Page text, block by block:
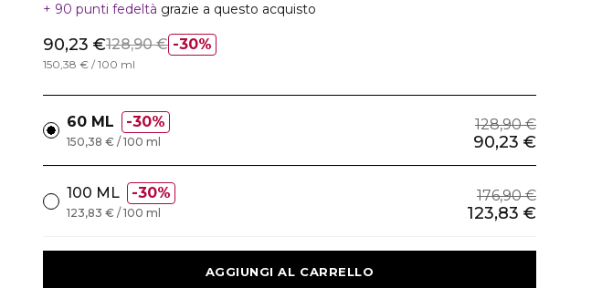
90 punti fedeltà grazie a questo acquisto
30%
90,23 €128,90 €
150,38 € / 100 ml
60 ML 30% 128,90 €
90,23 €
150,38 € / 100 ml
100 ML 30% 176,90 €
123,83 €
123,83 € / 100 ml